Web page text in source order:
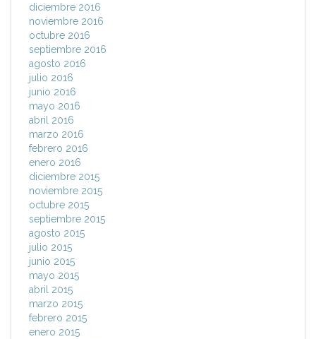
diciembre 2016
noviembre 2016
octubre 2016
septiembre 2016
agosto 2016
julio 2016
junio 2016
mayo 2016
abril 2016
marzo 2016
febrero 2016
enero 2016
diciembre 2015
noviembre 2015
octubre 2015
septiembre 2015
agosto 2015
julio 2015
junio 2015
mayo 2015
abril 2015
marzo 2015
febrero 2015
enero 2015